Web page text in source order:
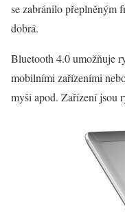
se zabránilo přeplněným
dobrá.
Bluetooth 4.0 umožňuje
mobilními zařízeními
myši apod. Zařízení jsou